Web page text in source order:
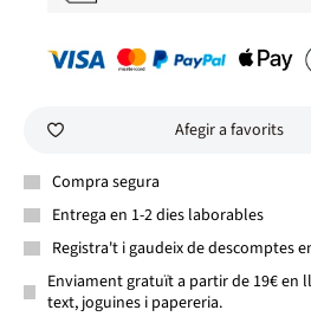
Afegir a favorits
Compra segura
Entrega en 1-2 dies laborables
Registra't i gaudeix de descomptes
Enviament gratuït a partir de 19€ en
text, joguines i papereria.